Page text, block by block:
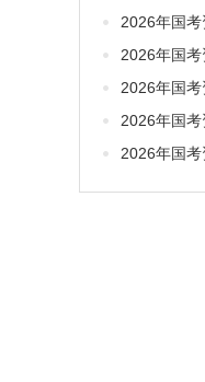
2026年国
2026年国
2026年国考
2026年国
2026年国